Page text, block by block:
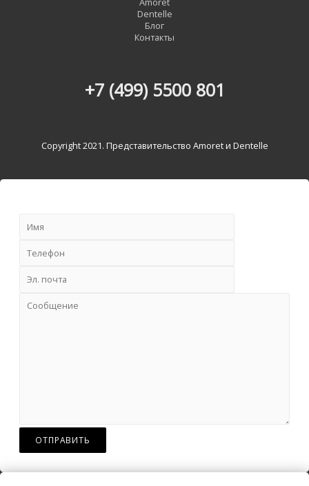
Dentelle
Блог
Контакты
+7 (499) 5500 801
Copyright 2021. Представительство Amoret и Dentelle